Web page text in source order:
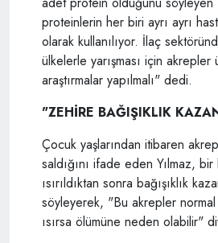
proteinlerin her biri ayrı ayrı
olarak kullanılıyor. İlaç
ülkelerle yarışması için akrepler
araştırmalar yapılmalı" dedi.
"ZEHİRE BAĞIŞIKLIK
Çocuk yaşlarından itibaren
saldığını ifade eden Yılmaz,
ısırıldıktan sonra bağışıklık
söyleyerek, "Bu akrepler normal
ısırsa ölümüne neden olabilir"